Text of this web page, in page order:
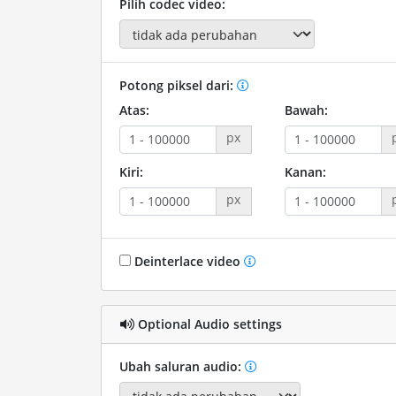
Pilih codec video:
Potong piksel dari:
Atas:
px
Bawah:
Kiri:
px
Kanan:
Deinterlace video
Optional Audio settings
Ubah saluran audio: